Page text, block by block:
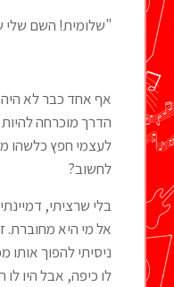
"שלומית! השם שלי
אף אחד כבר לא
הדרך מוכרחה
לעצמי חפץ כלשהו
לחשוב?
בלי שרציתי,
אל מי היא מחוברת.
ניסיתי להפוך אותו
לו כיפה, אבל היו